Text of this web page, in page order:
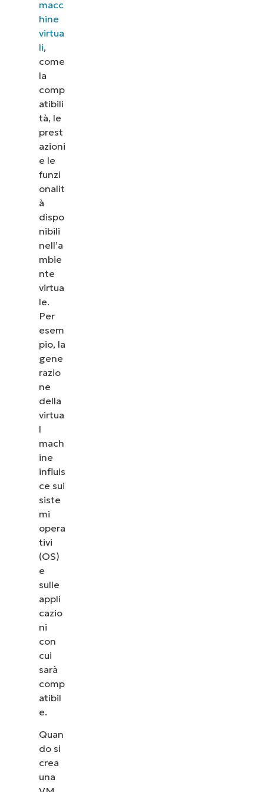
Hyper-V
Capire
generazione
Hyper-V per
delle
gestione
efficiente
la gestione
macc
hine
virtua
li,
come
la
comp
atibili
tà, le
prest
azioni
e le
funzi
onalit
à
dispo
nibili
nell’a
mbie
nte
virtua
le.
Per
esem
pio, la
gene
razio
ne
della
virtua
l
mach
ine
influis
ce sui
siste
mi
opera
tivi
(OS)
e
sulle
appli
cazio
ni
con
cui
sarà
comp
atibil
e.
Quan
do si
crea
una